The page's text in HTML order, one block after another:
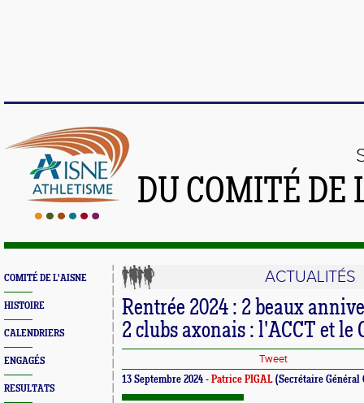
DU COMITÉ
COMITÉ DE L'AISNE
HISTOIRE
CALENDRIERS
ENGAGÉS
RESULTATS
ACTUALITÉS
Rentrée 2024 : 2 beaux
2 clubs axonais : l'ACCT et le
Tweet
13 Septembre 2024 - Patrice PIGAL (Secrétaire Général